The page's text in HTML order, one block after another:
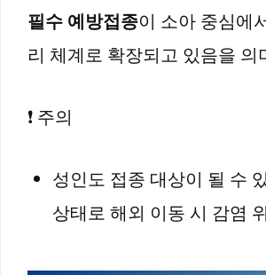
필수 예방접종이 소아 중심에
리 체계로 확장되고 있음을 의
❗ 주의
성인도 접종 대상이 될 수
상태로 해외 이동 시 감염